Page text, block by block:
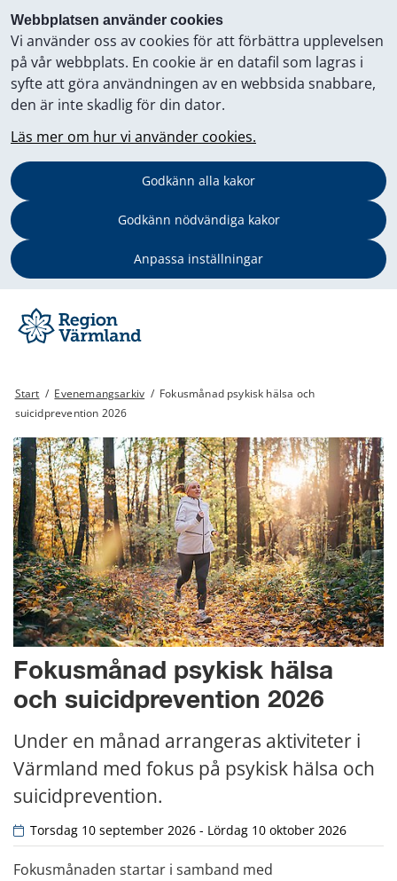
Webbplatsen använder cookies
Vi använder oss av cookies för att förbättra upplevelsen
på vår webbplats. En cookie är en datafil som lagras i
syfte att göra användningen av en webbsida snabbare,
den är inte skadlig för din dator.
Läs mer om hur vi använder cookies.
Godkänn alla kakor
Godkänn nödvändiga kakor
Anpassa inställningar
Start / Evenemangsarkiv / Fokusmånad psykisk hälsa och
suicidprevention 2026
Fokusmånad psykisk hälsa
och suicidprevention 2026
Under en månad arrangeras aktiviteter i
Värmland med fokus på psykisk hälsa och
suicidprevention.
Torsdag 10 september 2026 - Lördag 10 oktober 2026
Fokusmånaden startar i samband med